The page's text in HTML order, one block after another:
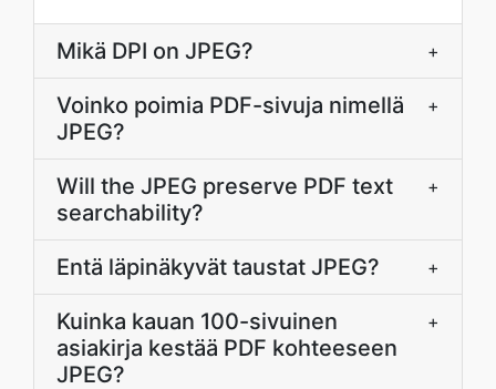
Mikä DPI on JPEG? +
Voinko poimia PDF-sivuja nimellä
JPEG?
+
Will the JPEG preserve PDF text
searchability?
+
Entä läpinäkyvät taustat JPEG? +
Kuinka kauan 100-sivuinen
asiakirja kestää PDF kohteeseen
JPEG?
+